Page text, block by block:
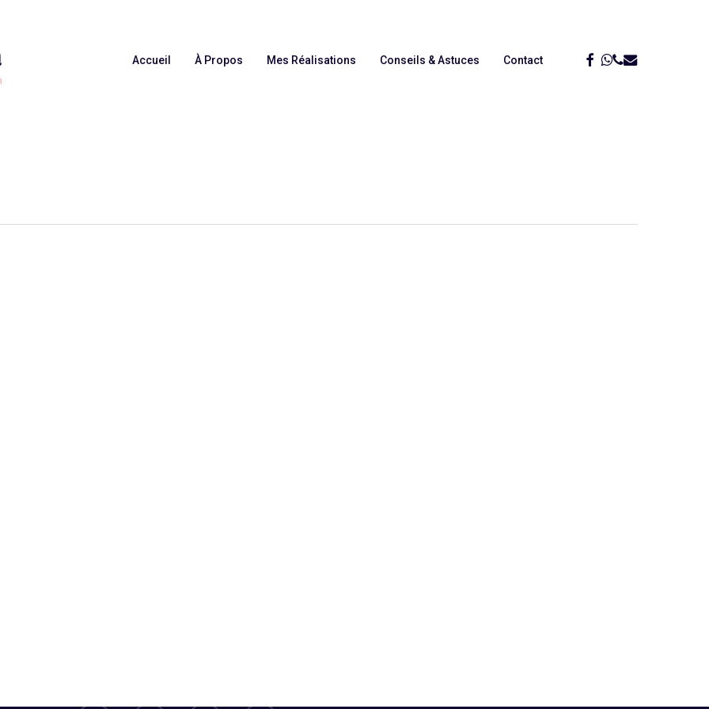
Accueil À Propos Mes Réalisations Conseils & Astuces Contact Facebook
Whatsapp
Phone
Email